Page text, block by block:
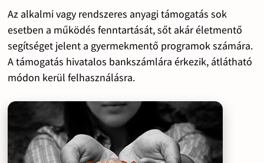
Az alkalmi vagy rendszeres anyagi támogatás sok
esetben a működés fenntartását, sőt akár életmentő
segítséget jelent a gyermekmentő programok számára.
A támogatás hivatalos bankszámlára érkezik, átlátható
módon kerül felhasználásra.